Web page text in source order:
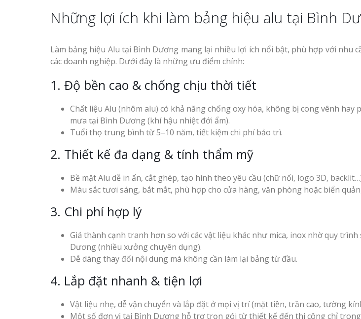
Những lợi ích khi làm bảng hiệu alu tại Bình
Làm bảng hiệu Alu tại Bình Dương mang lại nhiều lợi ích nổi bật, phù hợp với nhu
các doanh nghiệp. Dưới đây là những ưu điểm chính:
1. Độ bền cao & chống chịu thời tiết
Chất liệu Alu (nhôm alu) có khả năng chống oxy hóa, không bị cong vênh hay
mưa tại Bình Dương (khí hậu nhiệt đới ẩm).
Tuổi thọ trung bình từ 5–10 năm, tiết kiệm chi phí bảo trì.
2. Thiết kế đa dạng & tính thẩm mỹ
Bề mặt Alu dễ in ấn, cắt ghép, tạo hình theo yêu cầu (chữ nổi, logo 3D,
Màu sắc tươi sáng, bắt mắt, phù hợp cho cửa hàng, văn phòng hoặc biển
3. Chi phí hợp lý
Giá thành cạnh tranh hơn so với các vật liệu khác như mica, inox nhờ quy
Dương (nhiều xưởng chuyên dụng).
Dễ dàng thay đổi nội dung mà không cần làm lại bảng từ đầu.
4. Lắp đặt nhanh & tiện lợi
Vật liệu nhẹ, dễ vận chuyển và lắp đặt ở mọi vị trí (mặt tiền, trần cao, tường
Một số đơn vị tại Bình Dương hỗ trợ trọn gói từ thiết kế đến thi công chỉ trong